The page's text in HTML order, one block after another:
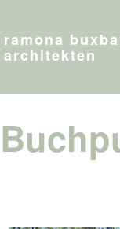
ramona
architekten